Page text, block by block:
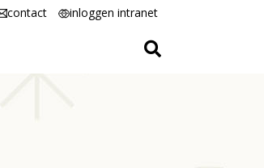
contact inloggen intranet